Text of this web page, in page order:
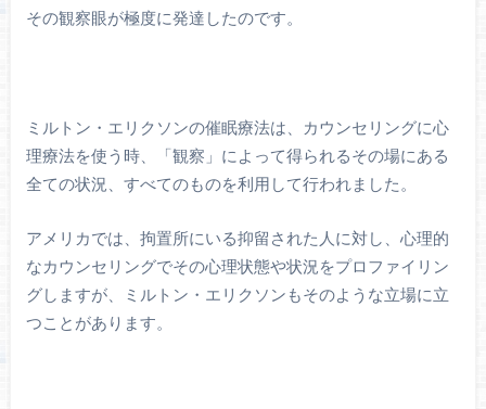
その観察眼が極度に発達したのです。
ミルトン・エリクソンの催眠療法は、カウンセリングに心
理療法を使う時、「観察」によって得られるその場にある
全ての状況、すべてのものを利用して行われました。
アメリカでは、拘置所にいる抑留された人に対し、心理的
なカウンセリングでその心理状態や状況をプロファイリン
グしますが、ミルトン・エリクソンもそのような立場に立
つことがあります。